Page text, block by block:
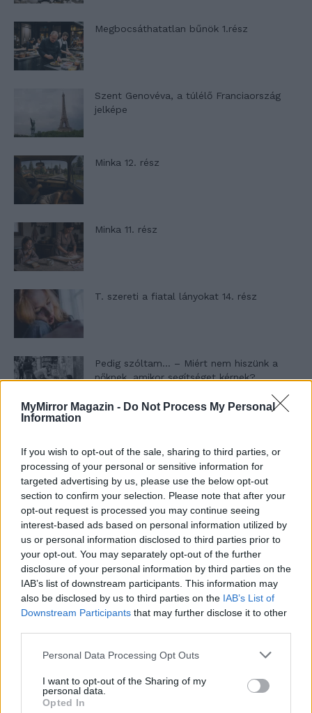
MyMirror Magazin - Do Not Process My Personal
Information
If you wish to opt-out of the sale, sharing to third parties, or
processing of your personal or sensitive information for
targeted advertising by us, please use the below opt-out
section to confirm your selection. Please note that after your
opt-out request is processed you may continue seeing
interest-based ads based on personal information utilized by
us or personal information disclosed to third parties prior to
your opt-out. You may separately opt-out of the further
disclosure of your personal information by third parties on the
IAB’s list of downstream participants. This information may
also be disclosed by us to third parties on the IAB’s List of
Downstream Participants that may further disclose it to other
Personal Data Processing Opt Outs
I want to opt-out of the Sharing of my
personal data.
Opted In
Megbocsáthatatlan bűnök 1.rész
Szent Genovéva, a túlélő Franciaország
jelképe
Minka 12. rész
Minka 11. rész
T. szereti a fiatal lányokat 14. rész
Pedig szóltam… – Miért nem hiszünk a
nőknek, amikor segítséget kérnek?
Elyna Robbs: Adéle és az örökölt árnyak
13. rész
Woody Allen megosztó zsenialitása
A világ legismertebb ruhái
Nyár, nevetés, anekdoták